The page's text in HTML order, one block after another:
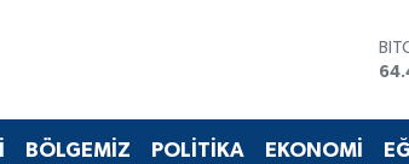
BÖLGEMİZ POLİTİKA EKONOMİ